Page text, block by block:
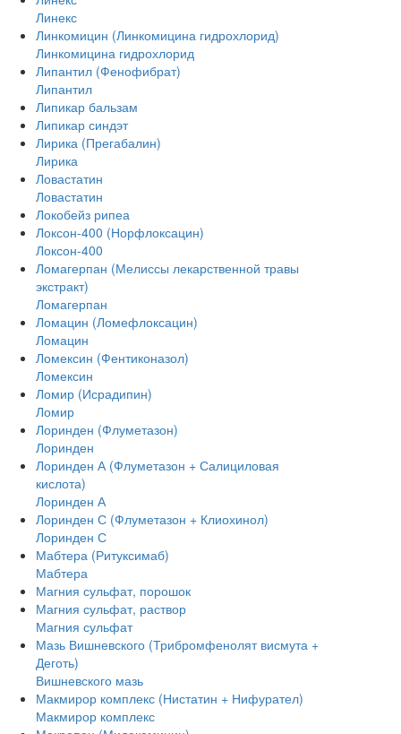
Линекс
Линкомицин (Линкомицина гидрохлорид)
Линкомицина гидрохлорид
Липантил (Фенофибрат)
Липантил
Липикар бальзам
Липикар синдэт
Лирика (Прегабалин)
Лирика
Ловастатин
Ловастатин
Локобейз рипеа
Локсон-400 (Норфлоксацин)
Локсон-400
Ломагерпан (Мелиссы лекарственной травы
экстракт)
Ломагерпан
Ломацин (Ломефлоксацин)
Ломацин
Ломексин (Фентиконазол)
Ломексин
Ломир (Исрадипин)
Ломир
Лоринден (Флуметазон)
Лоринден
Лоринден А (Флуметазон + Салициловая
кислота)
Лоринден А
Лоринден С (Флуметазон + Клиохинол)
Лоринден С
Мабтера (Ритуксимаб)
Мабтера
Магния сульфат, порошок
Магния сульфат, раствор
Магния сульфат
Мазь Вишневского (Трибромфенолят висмута +
Деготь)
Вишневского мазь
Макмирор комплекс (Нистатин + Нифурател)
Макмирор комплекс